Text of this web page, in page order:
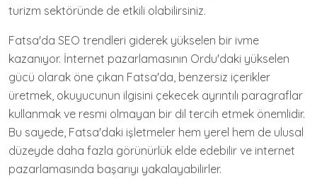
turizm sektöründe de etkili olabilirsiniz.
Fatsa'da SEO trendleri giderek yükselen bir ivme
kazanıyor. İnternet pazarlamasının Ordu'daki yükselen
gücü olarak öne çıkan Fatsa'da, benzersiz içerikler
üretmek, okuyucunun ilgisini çekecek ayrıntılı paragraflar
kullanmak ve resmi olmayan bir dil tercih etmek önemlidir.
Bu sayede, Fatsa'daki işletmeler hem yerel hem de ulusal
düzeyde daha fazla görünürlük elde edebilir ve internet
pazarlamasında başarıyı yakalayabilirler.